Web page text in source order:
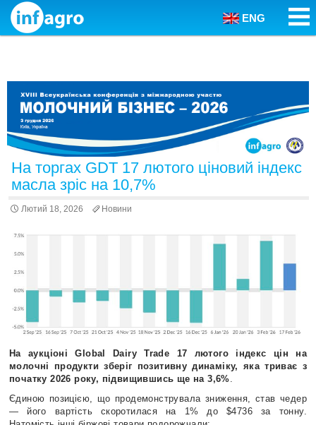
Skip to content
ENG
На торгах GDT 17 лютого ціновий індекс
масла зріс на 10,7%
Лютий 18, 2026 Новини
На аукціоні Global Dairy Trade 17 лютого індекс цін на
молочні продукти зберіг позитивну динаміку, яка триває з
початку 2026 року, підвищившись ще на 3,6%
Єдиною позицією, що продемонструвала зниження, став чедер
— його вартість скоротилася на 1% до $4736 за тонну.